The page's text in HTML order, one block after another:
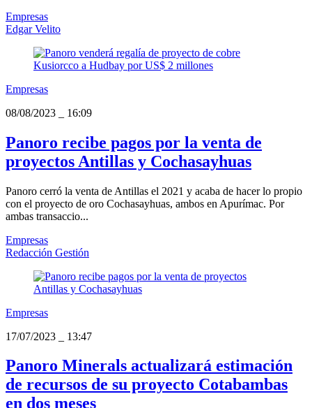
Empresas
Edgar Velito
Empresas
08/08/2023
16:09
Panoro recibe pagos por la venta de
proyectos Antillas y Cochasayhuas
Panoro cerró la venta de Antillas el 2021 y acaba de hacer lo propio
con el proyecto de oro Cochasayhuas, ambos en Apurímac. Por
ambas transaccio...
Empresas
Redacción Gestión
Empresas
17/07/2023
13:47
Panoro Minerals actualizará estimación
de recursos de su proyecto Cotabambas
en dos meses